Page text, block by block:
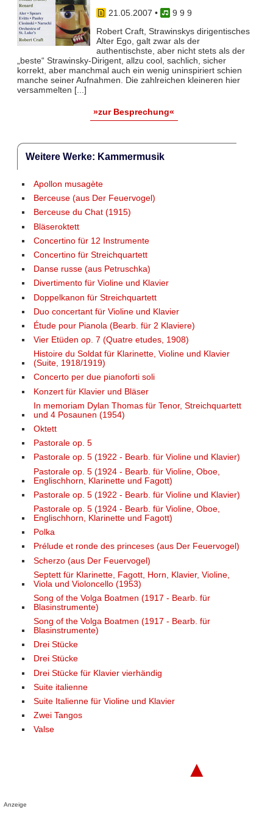
21.05.2007 •
9 9 9
Robert Craft, Strawinskys dirigentisches
Alter Ego, galt zwar als der
authentischste, aber nicht stets als der
„beste“ Strawinsky-Dirigent, allzu cool, sachlich, sicher
korrekt, aber manchmal auch ein wenig uninspiriert schien
manche seiner Aufnahmen. Die zahlreichen kleineren hier
versammelten [...]
»zur Besprechung«
Weitere Werke: Kammermusik
Apollon musagète
Berceuse (aus Der Feuervogel)
Berceuse du Chat (1915)
Bläseroktett
Concertino für 12 Instrumente
Concertino für Streichquartett
Danse russe (aus Petruschka)
Divertimento für Violine und Klavier
Doppelkanon für Streichquartett
Duo concertant für Violine und Klavier
Étude pour Pianola (Bearb. für 2 Klaviere)
Vier Etüden op. 7 (Quatre etudes, 1908)
Histoire du Soldat für Klarinette, Violine und Klavier
(Suite, 1918/1919)
Concerto per due pianoforti soli
Konzert für Klavier und Bläser
In memoriam Dylan Thomas für Tenor, Streichquartett
und 4 Posaunen (1954)
Oktett
Pastorale op. 5
Pastorale op. 5 (1922 - Bearb. für Violine und Klavier)
Pastorale op. 5 (1924 - Bearb. für Violine, Oboe,
Englischhorn, Klarinette und Fagott)
Pastorale op. 5 (1922 - Bearb. für Violine und Klavier)
Pastorale op. 5 (1924 - Bearb. für Violine, Oboe,
Englischhorn, Klarinette und Fagott)
Polka
Prélude et ronde des princeses (aus Der Feuervogel)
Scherzo (aus Der Feuervogel)
Septett für Klarinette, Fagott, Horn, Klavier, Violine,
Viola und Violoncello (1953)
Song of the Volga Boatmen (1917 - Bearb. für
Blasinstrumente)
Song of the Volga Boatmen (1917 - Bearb. für
Blasinstrumente)
Drei Stücke
Drei Stücke
Drei Stücke für Klavier vierhändig
Suite italienne
Suite Italienne für Violine und Klavier
Zwei Tangos
Valse
▲
Anzeige